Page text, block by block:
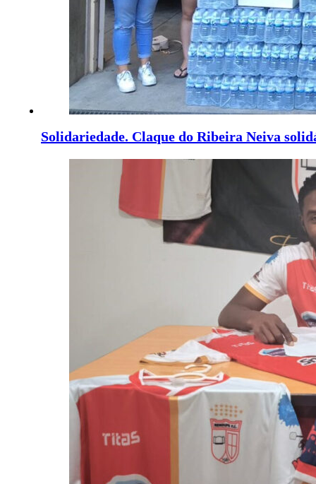
Solidariedade. Claque do Ribeira Neiva